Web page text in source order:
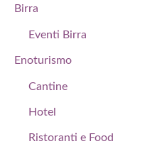
Birra
Eventi Birra
Enoturismo
Cantine
Hotel
Ristoranti e Food